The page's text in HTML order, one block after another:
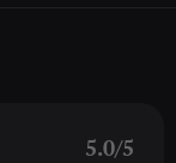
5.0/5